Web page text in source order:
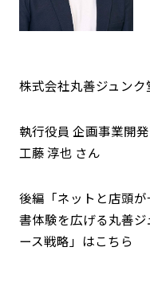
株式会社丸善ジュンク
執行役員 企画事業開
工藤 淳也 さん
後編「ネットと店頭
書体験を広げる丸善
ース戦略」はこちら